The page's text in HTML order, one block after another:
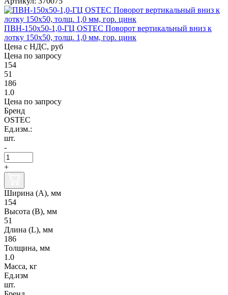
ПВН-150х50-1,0-ГЦ OSTEC Поворот вертикальный вниз к
лотку 150х50, толщ. 1,0 мм, гор. цинк
Цена с НДС, руб
Цена по запросу
154
51
186
1.0
Цена по запросу
Бренд
OSTEC
Ед.изм.:
шт.
-
+
Ширина (А), мм
154
Высота (В), мм
51
Длина (L), мм
186
Толщина, мм
1.0
Масса, кг
Ед.изм
шт.